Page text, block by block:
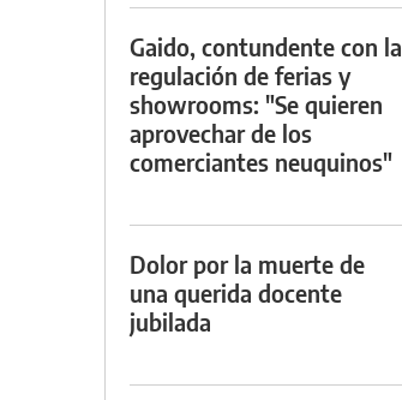
Gaido, contundente con la
regulación de ferias y
showrooms: "Se quieren
aprovechar de los
comerciantes neuquinos"
Dolor por la muerte de
una querida docente
jubilada